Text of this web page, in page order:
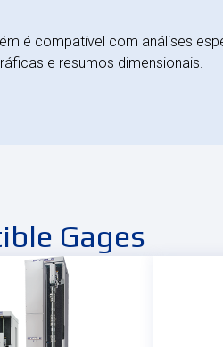
é compatível com análises
e resumos dimensionais.
Gages